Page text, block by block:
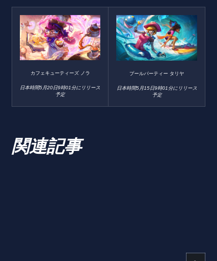
カフェキューティーズ ノラ
日本時間5月20日9時01分にリリース
予定
プールパーティー タリヤ
日本時間5月15日9時01分にリリース
予定
関連記事